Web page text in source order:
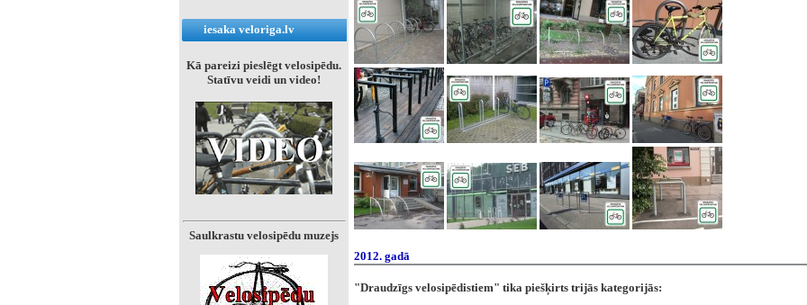
iesaka veloriga.lv
Kā pareizi pieslēgt velosipēdu.
Statīvu veidi un video!
Saulkrastu velosipēdu muzejs
2012. gadā
"Draudzīgs velosipēdistiem" tika piešķirts trijās kategorijās: